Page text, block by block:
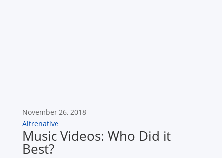
November 26, 2018
Altrenative
Music Videos: Who Did it
Best?